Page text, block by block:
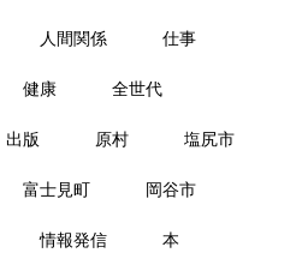
人間関係 仕事
健康 全世代
出版 原村 塩尻市
富士見町 岡谷市
情報発信 本